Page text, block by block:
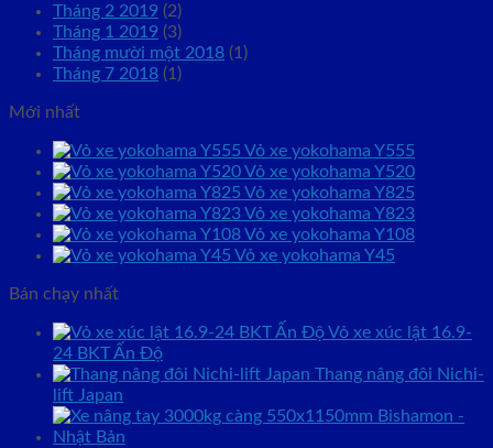
Tháng 2 2019 (2)
Tháng 1 2019 (3)
Tháng mười một 2018 (1)
Tháng 7 2018 (1)
Mới nhất
Vỏ xe yokohama Y555
Vỏ xe yokohama Y520
Vỏ xe yokohama Y825
Vỏ xe yokohama Y823
Vỏ xe yokohama Y108
Vỏ xe yokohama Y45
Bán chạy nhất
Vỏ xe xúc lật 16.9-
24 BKT Ấn Độ
Thang nâng đôi Nichi-
lift Japan